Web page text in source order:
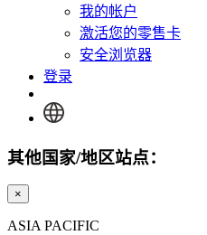
我的帐户
激活您的零售卡
安全浏览器
登录
其他国家/地区站点：
×
ASIA PACIFIC